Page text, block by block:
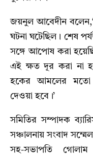
জয়নুল আবেদীন
ঘটনা ঘটেছিল। শেষ
সঙ্গে আপোষ করা
এই ক্ষত দূর করা না
হকের আমলের মতো
দেওয়া হবে।’
সমিতির সম্পাদক
সঞ্চালনায় সংবাদ
সহ-সভাপতি